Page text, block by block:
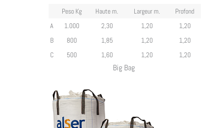
Peso Kg Haute m. Largeur m.
Profond
A
1.000 2,30 1,20
1,20
B
800 1,85 1,20
1,20
C
500 1,60 1,20 1,20
Big Bag